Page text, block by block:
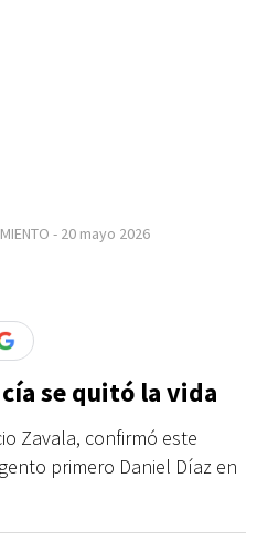
- 20 mayo 2026
se quitó la vida
Zavala, confirmó este
primero Daniel Díaz en